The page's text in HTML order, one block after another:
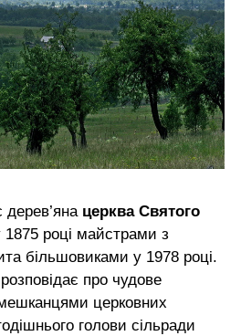
церква Святого
1875 році майстрами з
більшовиками у 1978 році.
про чудове
церковних
голови сільради